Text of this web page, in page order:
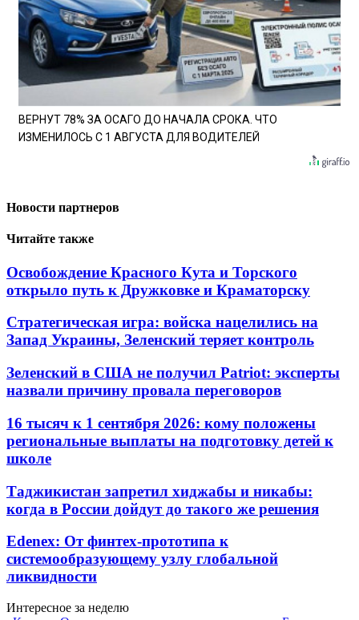
ВЕРНУТ 78% ЗА ОСАГО ДО НАЧАЛА СРОКА. ЧТО
ИЗМЕНИЛОСЬ С 1 АВГУСТА ДЛЯ ВОДИТЕЛЕЙ
Новости партнеров
Читайте также
Освобождение Красного Кута и Торского
открыло путь к Дружковке и Краматорску
Стратегическая игра: войска нацелились на
Запад Украины, Зеленский теряет контроль
Зеленский в США не получил Patriot: эксперты
назвали причину провала переговоров
16 тысяч к 1 сентября 2026: кому положены
региональные выплаты на подготовку детей к
школе
Таджикистан запретил хиджабы и никабы:
когда в России дойдут до такого же решения
Edenex: От финтех-прототипа к
системообразующему узлу глобальной
ликвидности
Интересное за неделю